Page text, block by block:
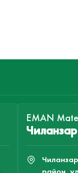
EMAN
Чиланзар